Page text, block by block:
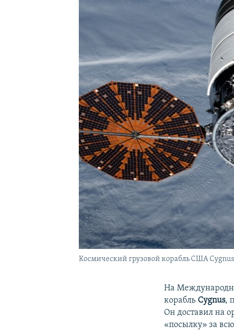
УКРАИНСКАЯ ПРОБЛЕМА КРЫМА
Космический грузовой корабль США Cygnus
На
корабль Cygnus,
Он доставил на
«посылку» за